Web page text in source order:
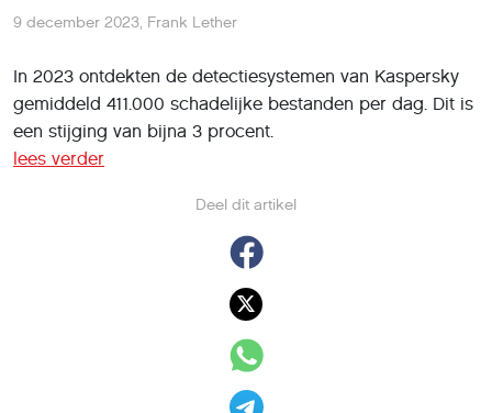
Deel dit artikel
9 december 2023, Frank Lether
In 2023 ontdekten de detectiesystemen van Kaspersky
gemiddeld 411.000 schadelijke bestanden per dag. Dit is
een stijging van bijna 3 procent.
lees verder